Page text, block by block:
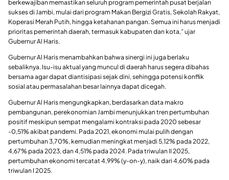
berkewajiban memastikan seluruh program pemerintah pusat berjalan
sukses di Jambi, mulai dari program Makan Bergizi Gratis, Sekolah Rakyat,
Koperasi Merah Putih, hingga ketahanan pangan. Semua ini harus menjadi
prioritas pemerintah daerah, termasuk kabupaten dan kota,” ujar
Gubernur Al Haris.
Gubernur Al Haris menambahkan bahwa sinergi ini juga berlaku
sebaliknya. Isu-isu aktual yang muncul di daerah harus segera dibahas
bersama agar dapat diantisipasi sejak dini, sehingga potensi konflik
sosial atau permasalahan besar lainnya dapat dicegah.
Gubernur Al Haris mengungkapkan, berdasarkan data makro
pembangunan, perekonomian Jambi menunjukkan tren pertumbuhan
positif meskipun sempat mengalami kontraksi pada 2020 sebesar
-0,51% akibat pandemi. Pada 2021, ekonomi mulai pulih dengan
pertumbuhan 3,70%, kemudian meningkat menjadi 5,12% pada 2022,
4,67% pada 2023, dan 4,51% pada 2024. Pada triwulan II 2025,
pertumbuhan ekonomi tercatat 4,99% (y-on-y), naik dari 4,60% pada
triwulan I 2025.